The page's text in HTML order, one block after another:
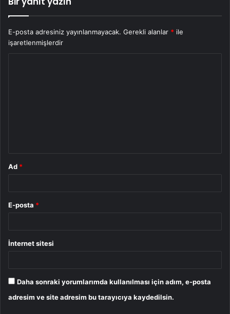
E-posta adresiniz yayınlanmayacak. Gerekli alanlar * ile
işaretlenmişlerdir
Ad *
E-posta *
İnternet sitesi
Daha sonraki yorumlarımda kullanılması için adım, e-posta
adresim ve site adresim bu tarayıcıya kaydedilsin.